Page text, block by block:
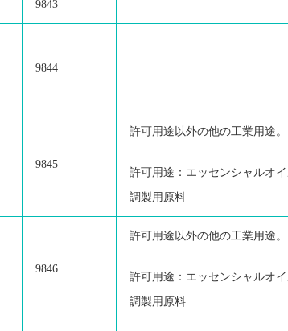
9843
9844
9845
許可用途以外の他の工業用途。
許可用途：エッセンシャルオ
調製用原料
9846
許可用途以外の他の工業用途。
許可用途：エッセンシャルオ
調製用原料